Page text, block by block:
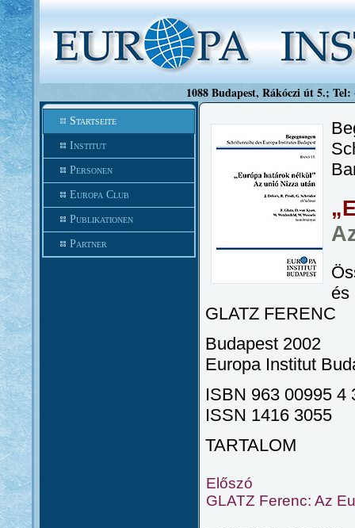
1088 Budapest, Rákóczi út 5.;
Startseite
Institut
Personen
Europa Club
Publikationen
Partner
és
GLATZ FERENC
Budapest 2002
Europa Institut
ISBN 963 00995 4
ISSN 1416 3055
TARTALOM
Előszó
GLATZ Ferenc: Az